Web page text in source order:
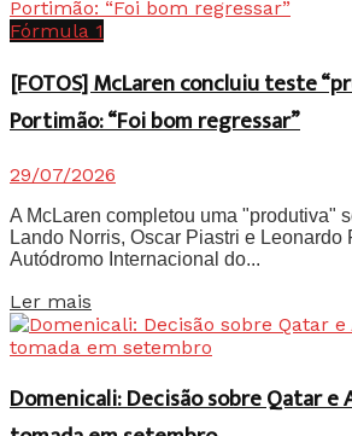
Fórmula 1
[FOTOS] McLaren concluiu teste
Portimão: “Foi bom regressar”
29/07/2026
A McLaren completou uma "produtiva"
Lando Norris, Oscar Piastri e Leonardo
Autódromo Internacional do...
Ler mais
Domenicali: Decisão sobre Qatar e